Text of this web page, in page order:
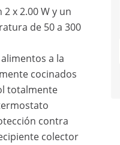
x 2.00 W y un
de 50 a 300
a la
cocinados
totalmente
contra
colector